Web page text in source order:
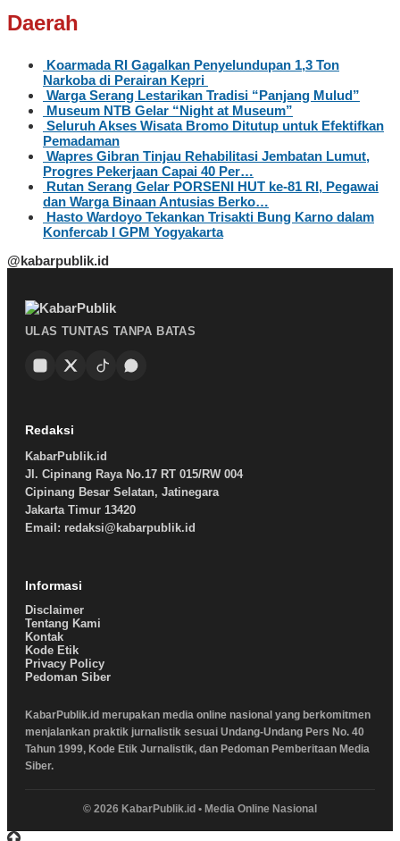
Daerah
Koarmada RI Gagalkan Penyelundupan 1,3 Ton
Narkoba di Perairan Kepri
Warga Serang Lestarikan Tradisi “Panjang Mulud”
Museum NTB Gelar “Night at Museum”
Seluruh Akses Wisata Bromo Ditutup untuk Efektifkan
Pemadaman
Wapres Gibran Tinjau Rehabilitasi Jembatan Lumut,
Progres Pekerjaan Capai 40 Per…
Rutan Serang Gelar PORSENI HUT ke-81 RI, Pegawai
dan Warga Binaan Antusias Berko…
Hasto Wardoyo Tekankan Trisakti Bung Karno dalam
Konfercab I GPM Yogyakarta
@kabarpublik.id
ULAS TUNTAS TANPA BATAS
Redaksi
KabarPublik.id
Jl. Cipinang Raya No.17 RT 015/RW 004
Cipinang Besar Selatan, Jatinegara
Jakarta Timur 13420
Email: redaksi@kabarpublik.id
Informasi
Disclaimer
Tentang Kami
Kontak
Kode Etik
Privacy Policy
Pedoman Siber
KabarPublik.id merupakan media online nasional yang berkomitmen
menjalankan praktik jurnalistik sesuai Undang-Undang Pers No. 40
Tahun 1999, Kode Etik Jurnalistik, dan Pedoman Pemberitaan Media
Siber.
© 2026 KabarPublik.id • Media Online Nasional